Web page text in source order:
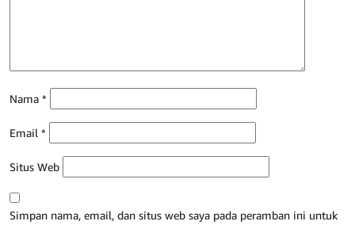
Nama *
Email *
Situs Web
Simpan nama, email, dan situs web saya pada peramban ini untuk